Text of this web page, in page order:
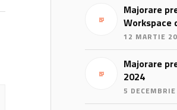
Majorare
Workspace
12 MARTIE
Majorare
2024
5